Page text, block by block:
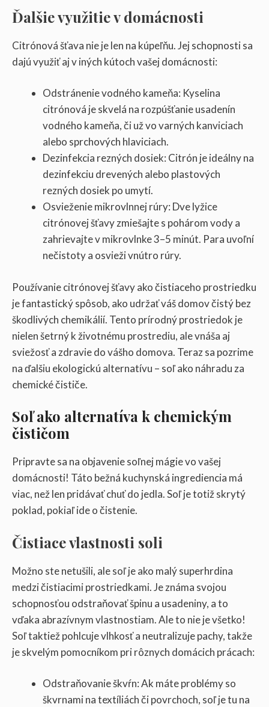
Ďalšie využitie v domácnosti
Citrónová šťava nie je len na kúpeľňu. Jej schopnosti sa
dajú využiť aj v iných kútoch vašej domácnosti:
Odstránenie vodného kameňa: Kyselina
citrónová je skvelá na rozpúšťanie usadenín
vodného kameňa, či už vo varných kanviciach
alebo sprchových hlaviciach.
Dezinfekcia rezných dosiek: Citrón je ideálny na
dezinfekciu drevených alebo plastových
rezných dosiek po umytí.
Osvieženie mikrovlnnej rúry: Dve lyžice
citrónovej šťavy zmiešajte s pohárom vody a
zahrievajte v mikrovlnke 3–5 minút. Para uvoľní
nečistoty a osvieži vnútro rúry.
Používanie citrónovej šťavy ako čistiaceho prostriedku
je fantastický spôsob, ako udržať váš domov čistý bez
škodlivých chemikálií. Tento prírodný prostriedok je
nielen šetrný k životnému prostrediu, ale vnáša aj
sviežosť a zdravie do vášho domova. Teraz sa pozrime
na ďalšiu ekologickú alternatívu – soľ ako náhradu za
chemické čističe.
Soľ ako alternatíva k chemickým
čističom
Pripravte sa na objavenie soľnej mágie vo vašej
domácnosti! Táto bežná kuchynská ingrediencia má
viac, než len pridávať chuť do jedla. Soľ je totiž skrytý
poklad, pokiaľ ide o čistenie.
Čistiace vlastnosti soli
Možno ste netušili, ale soľ je ako malý superhrdina
medzi čistiacimi prostriedkami. Je známa svojou
schopnosťou odstraňovať špinu a usadeniny, a to
vďaka abrazívnym vlastnostiam. Ale to nie je všetko!
Soľ taktiež pohlcuje vlhkosť a neutralizuje pachy, takže
je skvelým pomocníkom pri rôznych domácich prácach:
Odstraňovanie škvŕn: Ak máte problémy so
škvrnami na textíliách či povrchoch, soľ je tu na